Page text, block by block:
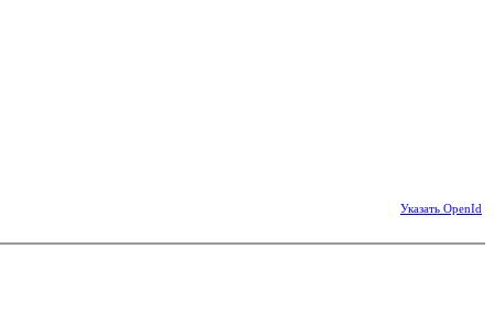
Указать OpenId